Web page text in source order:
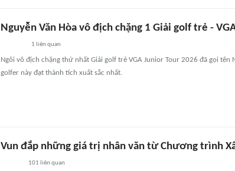
Nguyễn Văn Hòa vô địch chặng 1 Giải golf trẻ -
1 liên quan
Ngôi vô địch chặng thứ nhất Giải golf trẻ VGA Junior Tour 2026 đã gọi tên
golfer này đạt thành tích xuất sắc nhất.
Vun đắp những giá trị nhân văn từ Chương trình
101 liên quan